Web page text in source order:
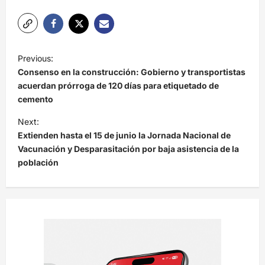
N
a
v
e
g
a
c
Previous:
Consenso en la construcción: Gobierno y transportistas
acuerdan prórroga de 120 días para etiquetado de
cemento
Next:
Extienden hasta el 15 de junio la Jornada Nacional de
Vacunación y Desparasitación por baja asistencia de la
población